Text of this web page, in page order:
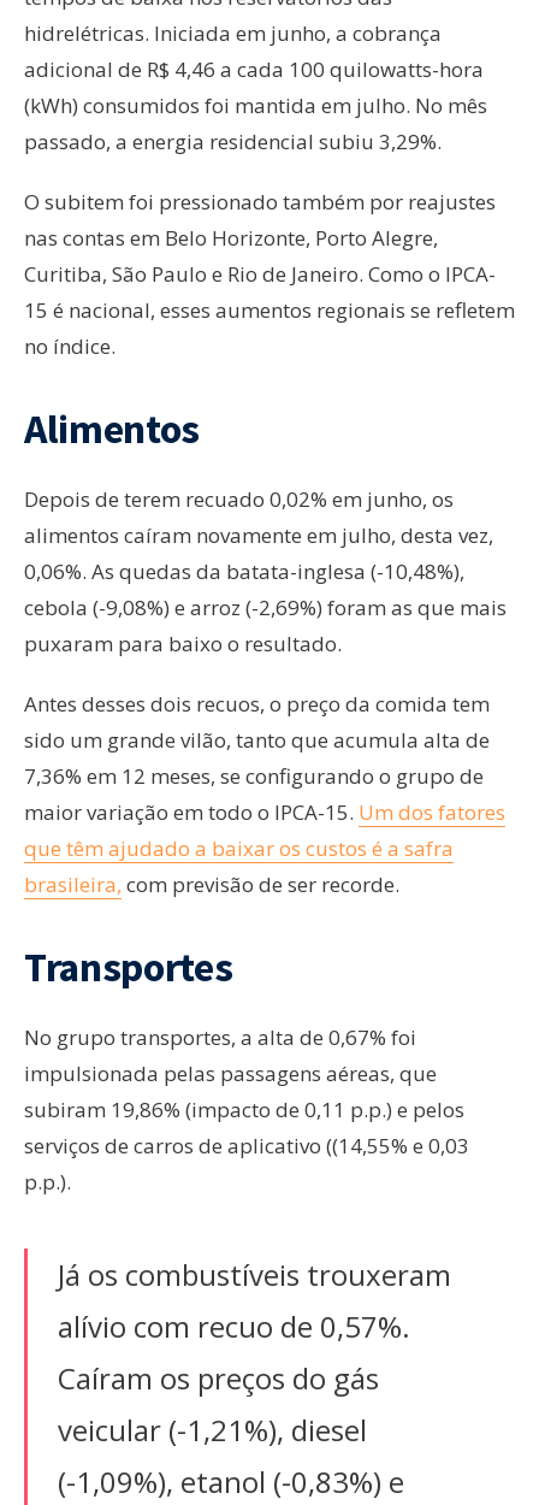
hidrelétricas. Iniciada em junho, a cobrança
adicional de R$ 4,46 a cada 100 quilowatts-hora
(kWh) consumidos foi mantida em julho. No mês
passado, a energia residencial subiu 3,29%.
O subitem foi pressionado também por reajustes
nas contas em Belo Horizonte, Porto Alegre,
Curitiba, São Paulo e Rio de Janeiro. Como o IPCA-
15 é nacional, esses aumentos regionais se refletem
no índice.
Alimentos
Depois de terem recuado 0,02% em junho, os
alimentos caíram novamente em julho, desta vez,
0,06%. As quedas da batata-inglesa (-10,48%),
cebola (-9,08%) e arroz (-2,69%) foram as que mais
puxaram para baixo o resultado.
Antes desses dois recuos, o preço da comida tem
sido um grande vilão, tanto que acumula alta de
7,36% em 12 meses, se configurando o grupo de
maior variação em todo o IPCA-15. Um dos fatores
que têm ajudado a baixar os custos é a safra
brasileira, com previsão de ser recorde.
Transportes
No grupo transportes, a alta de 0,67% foi
impulsionada pelas passagens aéreas, que
subiram 19,86% (impacto de 0,11 p.p.) e pelos
serviços de carros de aplicativo ((14,55% e 0,03
p.p.).
Já os combustíveis trouxeram
alívio com recuo de 0,57%.
Caíram os preços do gás
veicular (-1,21%), diesel
(-1,09%), etanol (-0,83%) e